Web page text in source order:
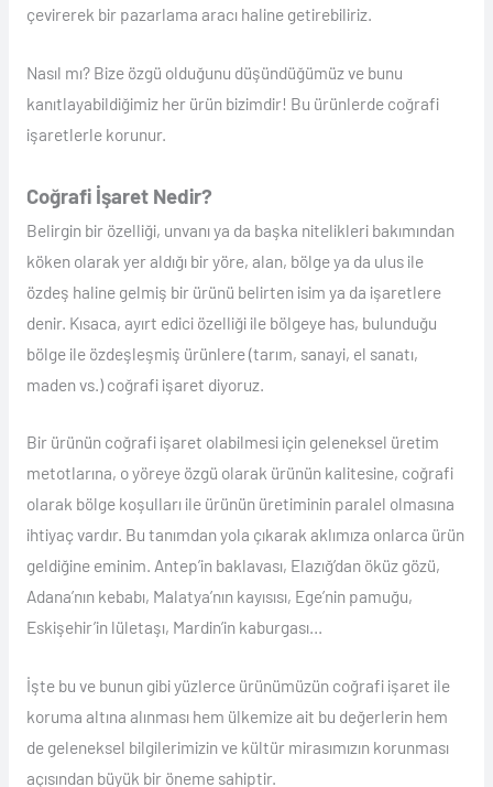
çevirerek bir pazarlama aracı haline getirebiliriz.
Nasıl mı? Bize özgü olduğunu düşündüğümüz ve bunu
kanıtlayabildiğimiz her ürün bizimdir! Bu ürünlerde coğrafi
işaretlerle korunur.
Coğrafi İşaret Nedir?
Belirgin bir özelliği, unvanı ya da başka nitelikleri bakımından
köken olarak yer aldığı bir yöre, alan, bölge ya da ulus ile
özdeş haline gelmiş bir ürünü belirten isim ya da işaretlere
denir. Kısaca, ayırt edici özelliği ile bölgeye has, bulunduğu
bölge ile özdeşleşmiş ürünlere (tarım, sanayi, el sanatı,
maden vs.) coğrafi işaret diyoruz.
Bir ürünün coğrafi işaret olabilmesi için geleneksel üretim
metotlarına, o yöreye özgü olarak ürünün kalitesine, coğrafi
olarak bölge koşulları ile ürünün üretiminin paralel olmasına
ihtiyaç vardır. Bu tanımdan yola çıkarak aklımıza onlarca ürün
geldiğine eminim. Antep’in baklavası, Elazığ’dan öküz gözü,
Adana’nın kebabı, Malatya’nın kayısısı, Ege’nin pamuğu,
Eskişehir’in lületaşı, Mardin’in kaburgası…
İşte bu ve bunun gibi yüzlerce ürünümüzün coğrafi işaret ile
koruma altına alınması hem ülkemize ait bu değerlerin hem
de geleneksel bilgilerimizin ve kültür mirasımızın korunması
açısından büyük bir öneme sahiptir.